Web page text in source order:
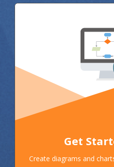
Get
Create diagrams and